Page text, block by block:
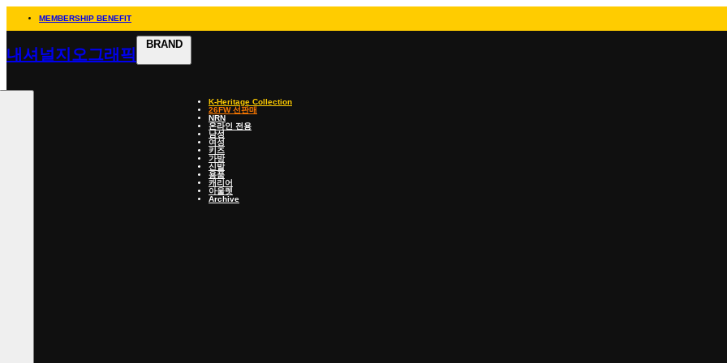
MEMBERSHIP BENEFIT
내셔널지오그래픽
BRAND
K-Heritage Collection
26FW 선판매
NRN
온라인 전용
남성
여성
키즈
가방
신발
용품
캐리어
아울렛
Archive